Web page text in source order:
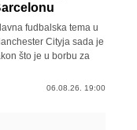
fudbalska tema u
Cityja sada je
što je u borbu za
06.08.26. 19:00